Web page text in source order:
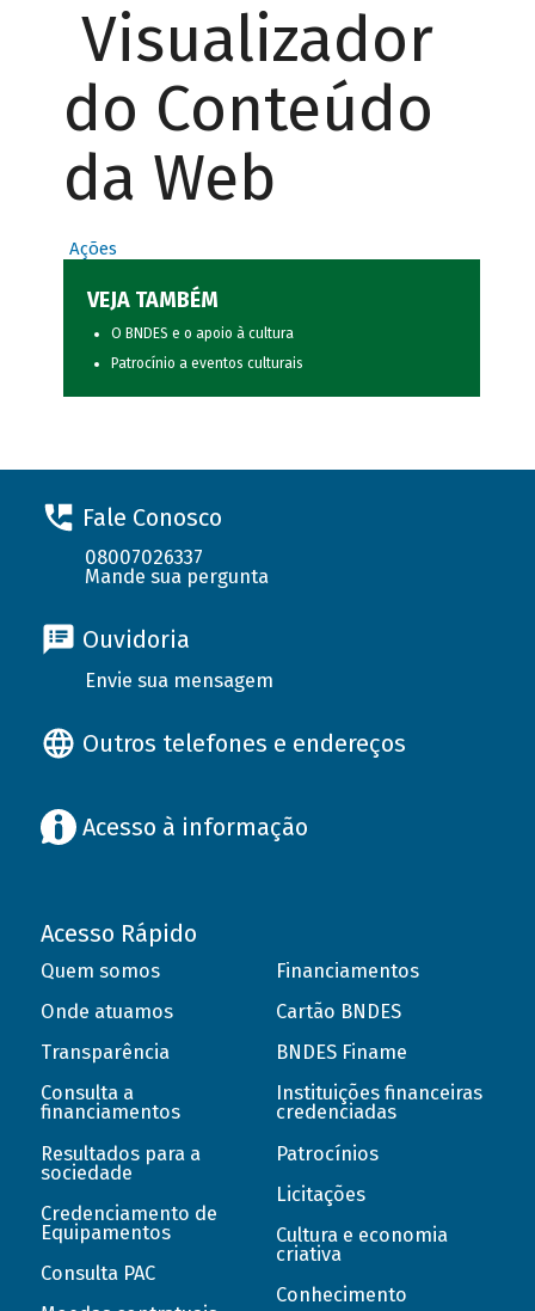
Visualizador
do Conteúdo
da Web
Ações
VEJA TAMBÉM
O BNDES e o apoio à cultura
Patrocínio a eventos culturais
Fale Conosco
08007026337
Mande sua pergunta
Ouvidoria
Envie sua mensagem
Outros telefones e endereços
Acesso à informação
Acesso Rápido
Quem somos
Onde atuamos
Transparência
Consulta a
financiamentos
Resultados para a
sociedade
Credenciamento de
Equipamentos
Consulta PAC
Financiamentos
Cartão BNDES
BNDES Finame
Instituições financeiras
credenciadas
Patrocínios
Licitações
Cultura e economia
criativa
Conhecimento